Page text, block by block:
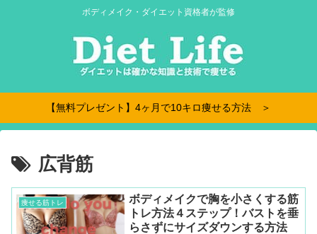
ボディメイク・ダイエット資格者が監修
【無料プレゼント】4ヶ月で10キロ痩せる方法 ＞
広背筋
痩せる筋トレ
ボディメイクで胸を小さくする筋
トレ方法４ステップ！バストを垂
らさずにサイズダウンする方法